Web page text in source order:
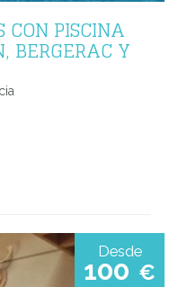
PISCINA
BERGERAC Y
Desde
100 €